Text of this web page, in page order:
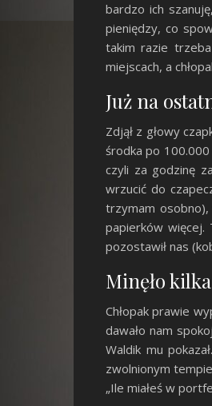
bardzo ich
pieniędzy, co
takim razie
miejscach, a
Już na
Zdjął z głowy
środka po 100.000
czyli za godzinę
wrzucić do
trzymam osobno),
papierków więcej.
pozostawił nas
Minęło
Chłopak prawie
dawało nam
Waldik mu
zwolnionym
„Ile miałeś w